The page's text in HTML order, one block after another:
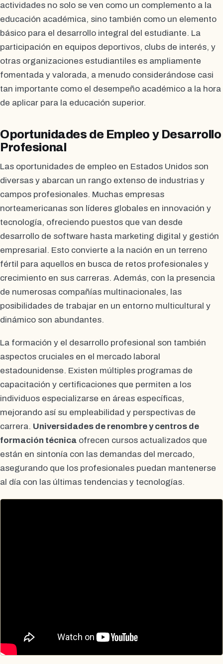
actividades no solo se ven como un complemento a la
educación académica, sino también como un elemento
básico para el desarrollo integral del estudiante. La
participación en equipos deportivos, clubs de interés, y
otras organizaciones estudiantiles es ampliamente
fomentada y valorada, a menudo considerándose casi
tan importante como el desempeño académico a la hora
de aplicar para la educación superior.
Oportunidades de Empleo y Desarrollo
Profesional
Las oportunidades de empleo en Estados Unidos son
diversas y abarcan un rango extenso de industrias y
campos profesionales. Muchas empresas
norteamericanas son líderes globales en innovación y
tecnología, ofreciendo puestos que van desde
desarrollo de software hasta marketing digital y gestión
empresarial. Esto convierte a la nación en un terreno
fértil para aquellos en busca de retos profesionales y
crecimiento en sus carreras. Además, con la presencia
de numerosas compañías multinacionales, las
posibilidades de trabajar en un entorno multicultural y
dinámico son abundantes.
La formación y el desarrollo profesional son también
aspectos cruciales en el mercado laboral
estadounidense. Existen múltiples programas de
capacitación y certificaciones que permiten a los
individuos especializarse en áreas específicas,
mejorando así su empleabilidad y perspectivas de
carrera. Universidades de renombre y centros de
formación técnica ofrecen cursos actualizados que
están en sintonía con las demandas del mercado,
asegurando que los profesionales puedan mantenerse
al día con las últimas tendencias y tecnologías.